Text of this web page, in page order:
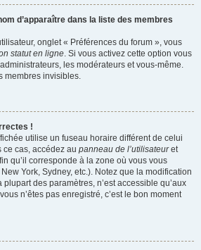
d’apparaître dans la liste des membres
onglet « Préférences du forum », vous
statut en ligne. Si vous activez cette option vous
les modérateurs et vous-même.
membres invisibles.
!
utilise un fuseau horaire différent de celui
cas, accédez au panneau de l’utilisateuret
qu’il corresponde à la zone où vous vous
York, Sydney, etc.). Notez que la modification
des paramètres, n’est accessible qu’aux
n’êtes pas enregistré, c’est le bon moment